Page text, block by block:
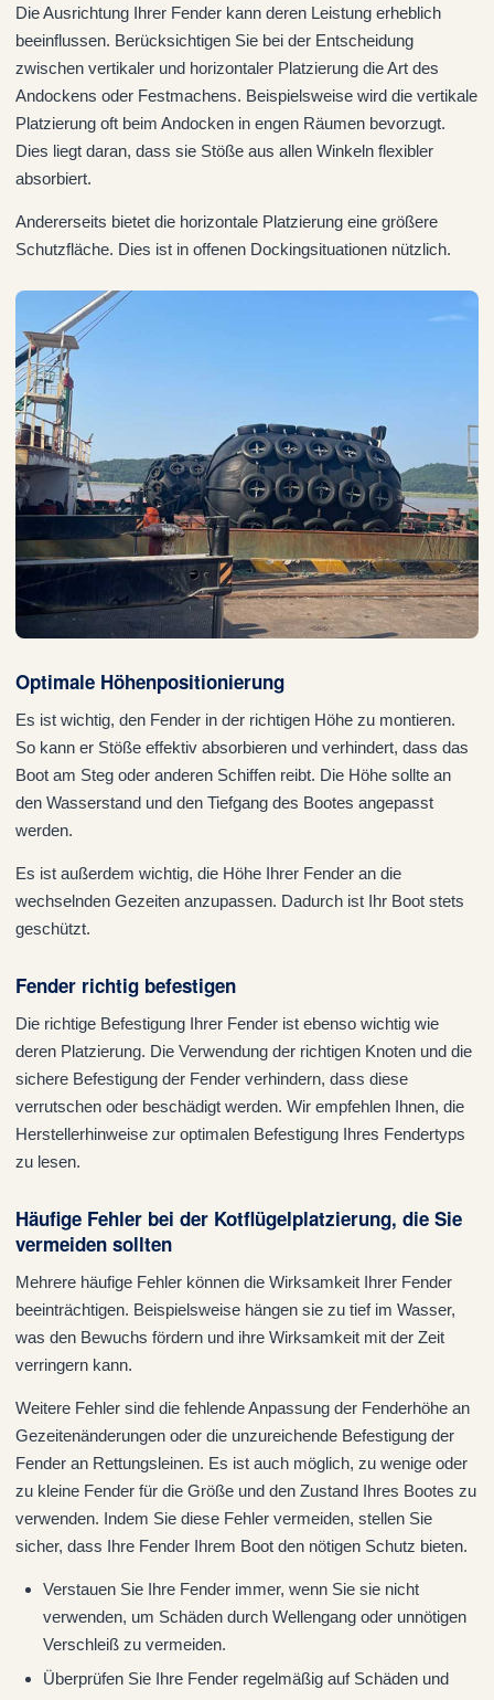
Die Ausrichtung Ihrer Fender kann deren Leistung erheblich
beeinflussen. Berücksichtigen Sie bei der Entscheidung
zwischen vertikaler und horizontaler Platzierung die Art des
Andockens oder Festmachens. Beispielsweise wird die vertikale
Platzierung oft beim Andocken in engen Räumen bevorzugt.
Dies liegt daran, dass sie Stöße aus allen Winkeln flexibler
absorbiert.
Andererseits bietet die horizontale Platzierung eine größere
Schutzfläche. Dies ist in offenen Dockingsituationen nützlich.
Optimale Höhenpositionierung
Es ist wichtig, den Fender in der richtigen Höhe zu montieren.
So kann er Stöße effektiv absorbieren und verhindert, dass das
Boot am Steg oder anderen Schiffen reibt. Die Höhe sollte an
den Wasserstand und den Tiefgang des Bootes angepasst
werden.
Es ist außerdem wichtig, die Höhe Ihrer Fender an die
wechselnden Gezeiten anzupassen. Dadurch ist Ihr Boot stets
geschützt.
Fender richtig befestigen
Die richtige Befestigung Ihrer Fender ist ebenso wichtig wie
deren Platzierung. Die Verwendung der richtigen Knoten und die
sichere Befestigung der Fender verhindern, dass diese
verrutschen oder beschädigt werden. Wir empfehlen Ihnen, die
Herstellerhinweise zur optimalen Befestigung Ihres Fendertyps
zu lesen.
Häufige Fehler bei der Kotflügelplatzierung, die Sie
vermeiden sollten
Mehrere häufige Fehler können die Wirksamkeit Ihrer Fender
beeinträchtigen. Beispielsweise hängen sie zu tief im Wasser,
was den Bewuchs fördern und ihre Wirksamkeit mit der Zeit
verringern kann.
Weitere Fehler sind die fehlende Anpassung der Fenderhöhe an
Gezeitenänderungen oder die unzureichende Befestigung der
Fender an Rettungsleinen. Es ist auch möglich, zu wenige oder
zu kleine Fender für die Größe und den Zustand Ihres Bootes zu
verwenden. Indem Sie diese Fehler vermeiden, stellen Sie
sicher, dass Ihre Fender Ihrem Boot den nötigen Schutz bieten.
Verstauen Sie Ihre Fender immer, wenn Sie sie nicht
verwenden, um Schäden durch Wellengang oder unnötigen
Verschleiß zu vermeiden.
Überprüfen Sie Ihre Fender regelmäßig auf Schäden und